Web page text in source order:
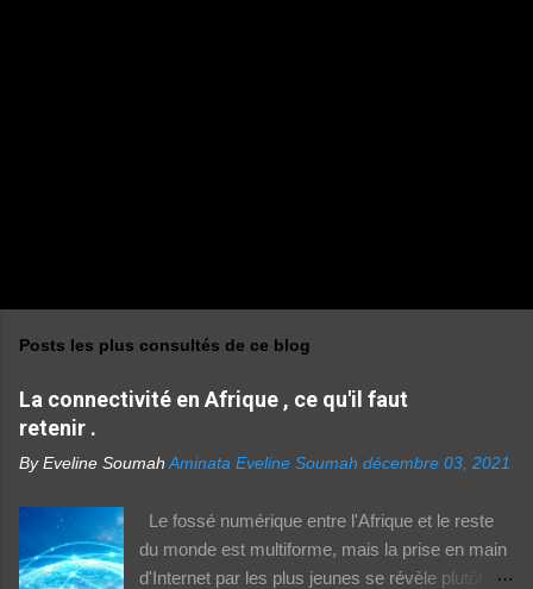
Posts les plus consultés de ce blog
La connectivité en Afrique , ce qu'il faut
retenir .
By Eveline Soumah Aminata Eveline Soumah décembre 03, 2021
Le fossé numérique entre l'Afrique et le reste
du monde est multiforme, mais la prise en main
d'Internet par les plus jeunes se révèle plutôt